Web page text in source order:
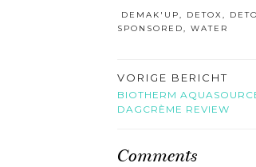
DEMAK'UP, DETOX ,
SPONSORED, WATER
VORIGE BERICHT
BIOTHERM
DAGCRÈME REVIEW
Comments